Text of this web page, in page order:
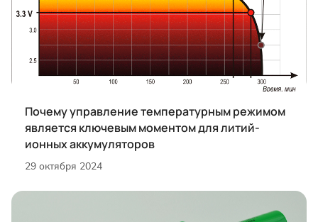
Почему управление температурным режимом
является ключевым моментом для литий-
ионных аккумуляторов
29 октября 2024